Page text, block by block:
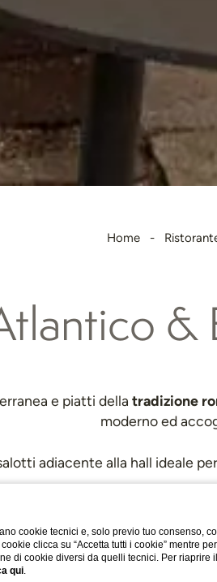
Home
&
e piatti della tradizione
moderno ed
adiacente alla hall ideale
cookie tecnici e, solo previo tuo consenso,
clicca su “Accetta tutti i cookie” mentre
di cookie diversi da quelli tecnici. Per
qui.